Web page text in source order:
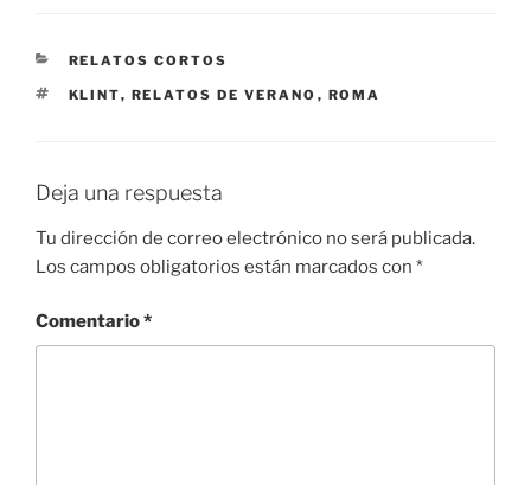
CATEGORÍAS
RELATOS CORTOS
ETIQUETAS
KLINT, RELATOS DE VERANO , ROMA
Deja una respuesta
Tu dirección de correo electrónico no será publicada.
Los campos obligatorios están marcados con *
Comentario*